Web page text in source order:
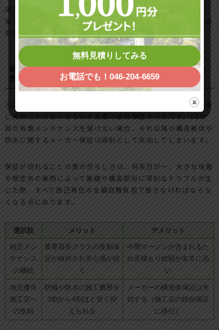
床下点検を怠り、外壁の防水補修を同時に行わないでいると、
気づかないうちに柱や土台が食い荒らされ、修繕費用が当初の
見積もりの数倍に膨れ上がる事態を招きます。
延長保証を失うことの本当のデメリットと構造体への
影響
三井ホームの純正メンテナンスプログラムを断る際、最も慎重
に天秤にかけるべきなのが長期の建物保証の行方です。10年
目の有償メンテナンスを受けない場合、それ以降の構造躯体や
防水に関するメーカー保証は原則として失効してしまいます。
保証が切れることの真の恐ろしさは、将来万が一、大きな地震
や想定外の豪雨によって基礎や構造部分に深刻なトラブルが生
じた際、すべて自己責任の全額自費負担で直さなければならな
くなる点にあります。
選択肢 メリット デメリット
純正メン
テナンス
の継続
業界最長クラスの長期保
証が維持され安心感が続
く
中間マージンが含まれるた
め見積もり総額が非常に高
い
地元優良
施工店へ
の依頼
防蟻や防水の施工費用を
3割から4割ほど安く抑
えられる
メーカーの構造体保証は失
効する（施工店の独自保証
に移行）
無料見積りしてみる
お電話でも！046-204-6659